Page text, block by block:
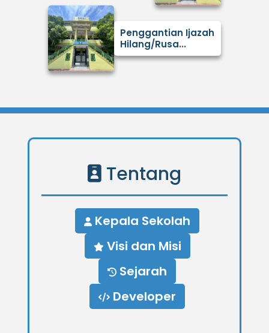
Penggantian Ijazah
Hilang/Rusa...
Tentang
Kepala Sekolah
Visi dan Misi
Sejarah
Developer